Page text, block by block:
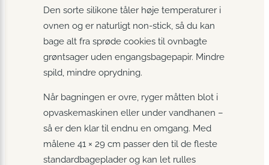
Den sorte silikone tåler høje temperaturer i
ovnen og er naturligt non-stick, så du kan
bage alt fra sprøde cookies til ovnbagte
grøntsager uden engangsbagepapir. Mindre
spild, mindre oprydning.
Når bagningen er ovre, ryger måtten blot i
opvaskemaskinen eller under vandhanen –
så er den klar til endnu en omgang. Med
målene 41 × 29 cm passer den til de fleste
standardbageplader og kan let rulles